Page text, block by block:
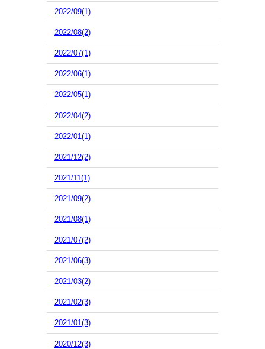
2022/09(1)
2022/08(2)
2022/07(1)
2022/06(1)
2022/05(1)
2022/04(2)
2022/01(1)
2021/12(2)
2021/11(1)
2021/09(2)
2021/08(1)
2021/07(2)
2021/06(3)
2021/03(2)
2021/02(3)
2021/01(3)
2020/12(3)